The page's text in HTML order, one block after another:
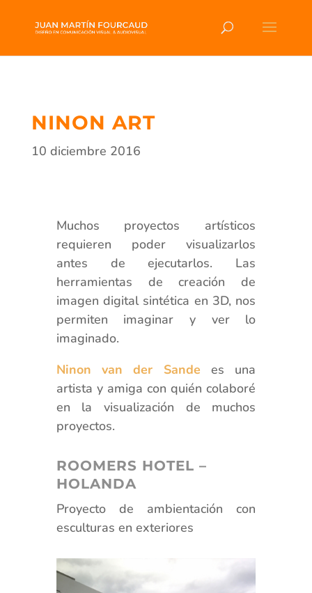
NINON ART
10 diciembre 2016
Muchos proyectos artísticos
requieren poder visualizarlos
antes de ejecutarlos. Las
herramientas de creación de
imagen digital sintética en 3D, nos
permiten imaginar y ver lo
imaginado.
Ninon van der Sande es una
artista y amiga con quién colaboré
en la visualización de muchos
proyectos.
ROOMERS HOTEL –
HOLANDA
Proyecto de ambientación con
esculturas en exteriores